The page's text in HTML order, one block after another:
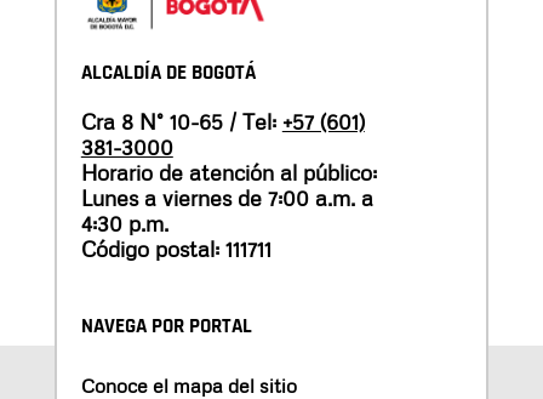
ALCALDÍA DE BOGOTÁ
Cra 8 N° 10-65 / Tel: +57 (601)
381-3000
Horario de atención al público:
Lunes a viernes de 7:00 a.m. a
4:30 p.m.
Código postal: 111711
NAVEGA POR PORTAL
Conoce el mapa del sitio